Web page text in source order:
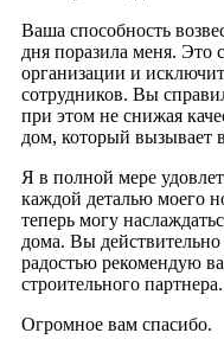
Ваша способность
дня поразила меня. Это
организации и
сотрудников. Вы
при этом не снижая
дом, который вызывает
Я в полной мере
каждой деталью моего
теперь могу
дома. Вы
радостью рекомендую
строительного партнера.
Огромное вам спасибо.